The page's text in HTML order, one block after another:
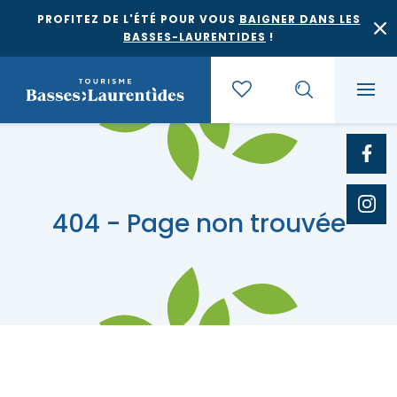
PROFITEZ DE L'ÉTÉ POUR VOUS BAIGNER DANS LES
BASSES-LAURENTIDES !
Agrotourisme et saveurs régionales
Festivals et événements
Où dormir
Bases de plein air
404 - Page non trouvée